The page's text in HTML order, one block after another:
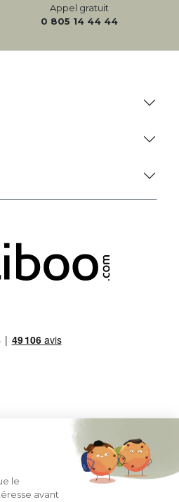
Appel gratuit
0 805 14 44 44
DE PAIEMENT